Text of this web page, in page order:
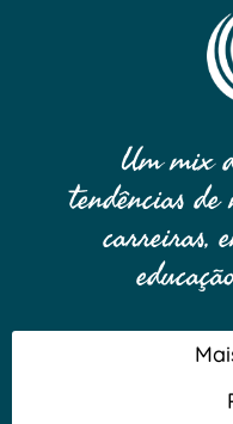
Um mix
tendências
carreiras,